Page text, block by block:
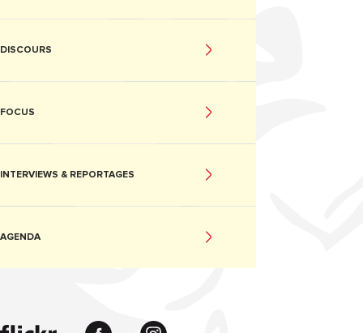
DISCOURS
FOCUS
INTERVIEWS & REPORTAGES
AGENDA